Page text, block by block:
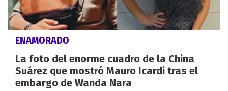
ENAMORADO
La foto del enorme cuadro de la China
Suárez que mostró Mauro Icardi tras el
embargo de Wanda Nara